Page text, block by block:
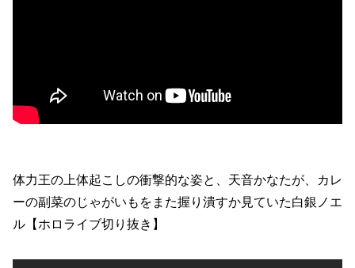
体力王の上体起こしの衝撃的な姿と、天音かなたが、カレ
ーの副菜のじゃがいもをまた握り潰すか見ていた白銀ノエ
ル【ホロライブ切り抜き】